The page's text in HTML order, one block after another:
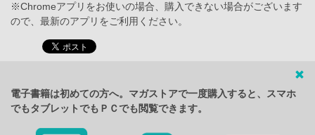
※Chromeアプリをお使いの場合、購入できない場合がございます
ので、最新のアプリをご利用ください。
電子書籍は初めての方へ。マガストアで一度購入すると、スマホ
でもタブレットでもＰＣでも閲覧できます。